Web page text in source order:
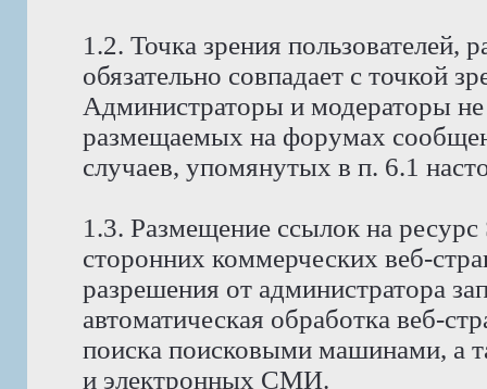
1.2. Точка зрения
обязательно совпадает с точкой
Администраторы и модераторы не
размещаемых на форумах
случаев, упомянутых в п. 6.1
1.3. Размещение ссылок на
сторонних коммерческих веб-
разрешения от администратора
автоматическая обработка веб-
поиска поисковыми машинами, а
и электронных СМИ.